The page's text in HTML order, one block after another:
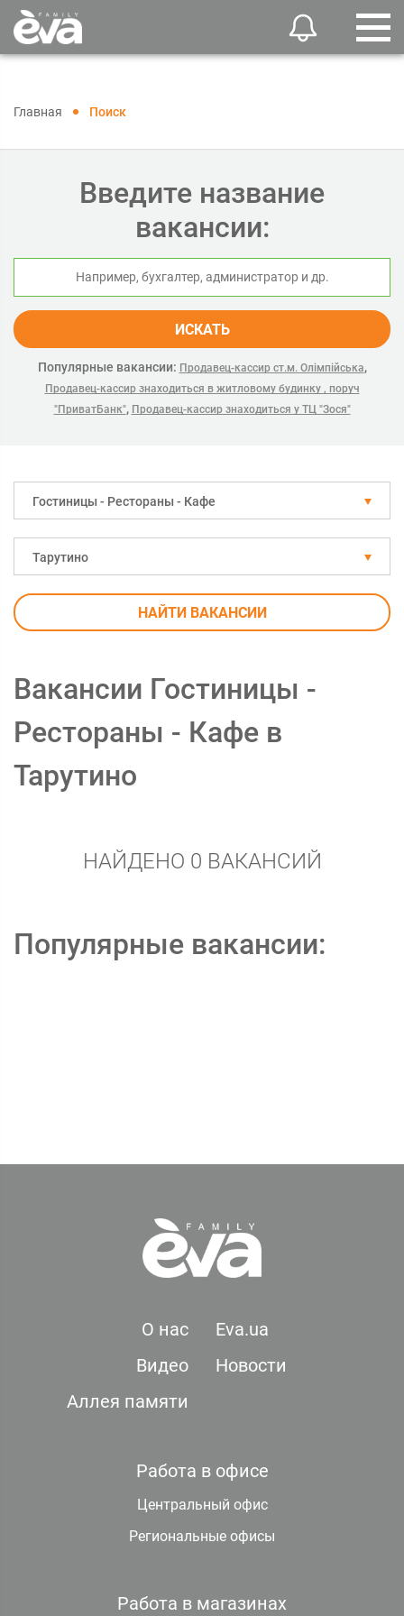
Главная Поиск
Введите название
вакансии:
ИСКАТЬ
Популярные вакансии: Продавец-кассир ст.м. Олімпійська,
Продавец-кассир знаходиться в житловому будинку , поруч
"ПриватБанк", Продавец-кассир знаходиться у ТЦ "Зося"
Гостиницы - Рестораны - Кафе
Тарутино
НАЙТИ ВАКАНСИИ
Вакансии Гостиницы -
Рестораны - Кафе в
Тарутино
НАЙДЕНО 0 ВАКАНСИЙ
Популярные вакансии:
О нас
Eva.ua
Видео
Новости
Аллея памяти
Работа в офисе
Центральный офис
Региональные офисы
Работа в магазинах